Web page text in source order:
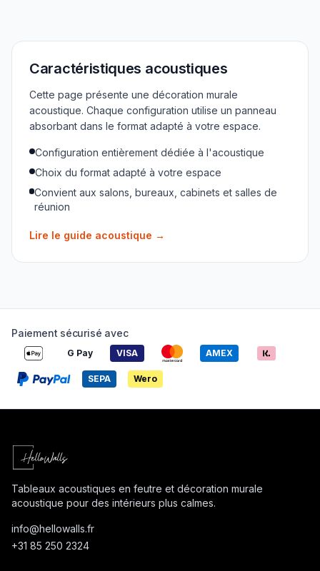
Caractéristiques acoustiques
Cette page présente une décoration murale
acoustique. Chaque configuration utilise un panneau
absorbant dans le format adapté à votre espace.
Configuration entièrement dédiée à l'acoustique
Choix du format adapté à votre espace
Convient aux salons, bureaux, cabinets et salles de
réunion
Lire le guide acoustique →
Paiement sécurisé avec
G Pay VISA AMEX
SEPA Wero
Tableaux acoustiques en feutre et décoration murale
acoustique pour des intérieurs plus calmes.
info@hellowalls.fr
+31 85 250 2324